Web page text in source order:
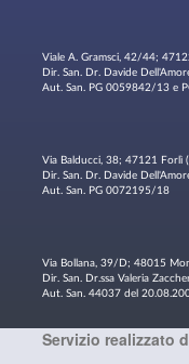
Viale A. Gramsci, 42/44;
Dir. San. Dr. Davide
Aut. San. PG 0059842/13 e
Via Balducci, 38; 47121 Forlì
Dir. San. Dr. Davide
Aut. San. PG 0072195/18
Via Bollana, 39/D; 48015
Dir. San. Dr.ssa Valeria
Aut. San. 44037 del
Servizio realizzato